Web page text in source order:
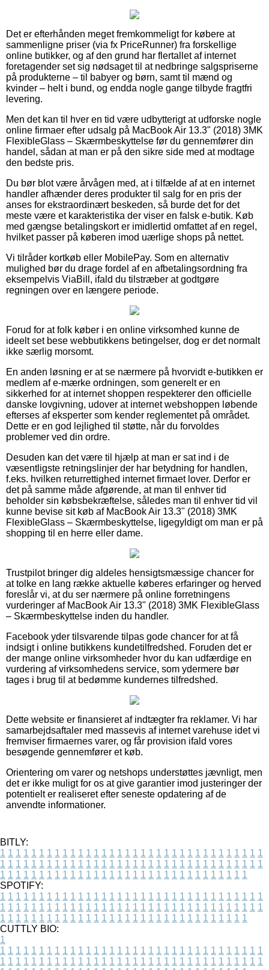
Det er efterhånden meget fremkommeligt for købere at
sammenligne priser (via fx PriceRunner) fra forskellige
online butikker, og af den grund har flertallet af internet
foretagender set sig nødsaget til at nedbringe salgspriserne
på produkterne – til babyer og børn, samt til mænd og
kvinder – helt i bund, og endda nogle gange tilbyde fragtfri
levering.
Men det kan til hver en tid være udbytterigt at udforske nogle
online firmaer efter udsalg på MacBook Air 13.3" (2018) 3MK
FlexibleGlass – Skærmbeskyttelse før du gennemfører din
handel, sådan at man er på den sikre side med at modtage
den bedste pris.
Du bør blot være årvågen med, at i tilfælde af at en internet
handler afhænder deres produkter til salg for en pris der
anses for ekstraordinært beskeden, så burde det for det
meste være et karakteristika der viser en falsk e-butik. Køb
med gængse betalingskort er imidlertid omfattet af en regel,
hvilket passer på køberen imod uærlige shops på nettet.
Vi tilråder kortkøb eller MobilePay. Som en alternativ
mulighed bør du drage fordel af en afbetalingsordning fra
eksempelvis ViaBill, ifald du tilstræber at godtgøre
regningen over en længere periode.
Forud for at folk køber i en online virksomhed kunne de
ideelt set bese webbutikkens betingelser, dog er det normalt
ikke særlig morsomt.
En anden løsning er at se nærmere på hvorvidt e-butikken er
medlem af e-mærke ordningen, som generelt er en
sikkerhed for at internet shoppen respekterer den officielle
danske lovgivning, udover at internet webshoppen løbende
efterses af eksperter som kender reglementet på området.
Dette er en god lejlighed til støtte, når du forvoldes
problemer ved din ordre.
Desuden kan det være til hjælp at man er sat ind i de
væsentligste retningslinjer der har betydning for handlen,
f.eks. hvilken returrettighed internet firmaet lover. Derfor er
det på samme måde afgørende, at man til enhver tid
beholder sin købsbekræftelse, således man til enhver tid vil
kunne bevise sit køb af MacBook Air 13.3" (2018) 3MK
FlexibleGlass – Skærmbeskyttelse, ligegyldigt om man er på
shopping til en herre eller dame.
Trustpilot bringer dig aldeles hensigtsmæssige chancer for
at tolke en lang række aktuelle køberes erfaringer og herved
foreslår vi, at du ser nærmere på online forretningens
vurderinger af MacBook Air 13.3" (2018) 3MK FlexibleGlass
– Skærmbeskyttelse inden du handler.
Facebook yder tilsvarende tilpas gode chancer for at få
indsigt i online butikkens kundetilfredshed. Foruden det er
der mange online virksomheder hvor du kan udfærdige en
vurdering af virksomhedens service, som ydermere bør
tages i brug til at bedømme kundernes tilfredshed.
Dette website er finansieret af indtægter fra reklamer. Vi har
samarbejdsaftaler med massevis af internet varehuse idet vi
fremviser firmaernes varer, og får provision ifald vores
besøgende gennemfører et køb.
Orientering om varer og netshops understøttes jævnligt, men
det er ikke muligt for os at give garantier imod justeringer der
potentielt er realiseret efter seneste opdatering af de
anvendte informationer.
BITLY:
1 1 1 1 1 1 1 1 1 1 1 1 1 1 1 1 1 1 1 1 1 1 1 1 1 1 1 1 1 1 1 1 1 1
1 1 1 1 1 1 1 1 1 1 1 1 1 1 1 1 1 1 1 1 1 1 1 1 1 1 1 1 1 1 1 1 1 1
1 1 1 1 1 1 1 1 1 1 1 1 1 1 1 1 1 1 1 1 1 1 1 1 1 1 1 1 1 1 1 1
SPOTIFY:
1 1 1 1 1 1 1 1 1 1 1 1 1 1 1 1 1 1 1 1 1 1 1 1 1 1 1 1 1 1 1 1 1 1
1 1 1 1 1 1 1 1 1 1 1 1 1 1 1 1 1 1 1 1 1 1 1 1 1 1 1 1 1 1 1 1 1 1
1 1 1 1 1 1 1 1 1 1 1 1 1 1 1 1 1 1 1 1 1 1 1 1 1 1 1 1 1 1 1 1
CUTTLY BIO:
1
1 1 1 1 1 1 1 1 1 1 1 1 1 1 1 1 1 1 1 1 1 1 1 1 1 1 1 1 1 1 1 1 1 1
1 1 1 1 1 1 1 1 1 1 1 1 1 1 1 1 1 1 1 1 1 1 1 1 1 1 1 1 1 1 1 1 1 1